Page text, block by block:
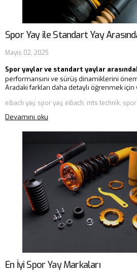
Spor Yay ile Standart Yay
Mayıs 02, 2025
Spor yaylar ve standart yaylar
performansını ve sürüş dinamiklerini
Aradaki farkları daha detaylı öğrenmek için
eibach yay, spor yay, eibach, mts technik,
Devamını oku
En İyi Spor Yay Markaları